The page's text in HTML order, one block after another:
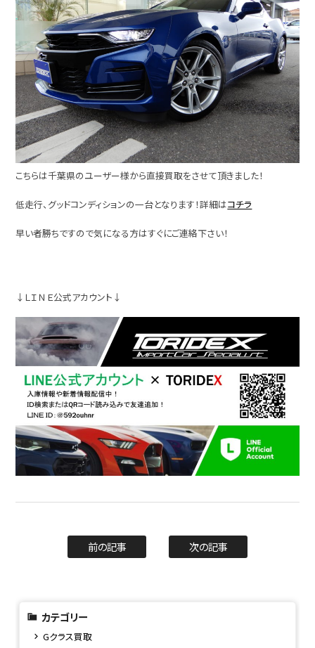
こちらは千葉県のユーザー様から直接買取をさせて頂きました！
低走行、グッドコンディションの一台となります！詳細はコチラ
早い者勝ちですので気になる方はすぐにご連絡下さい！
↓ＬＩＮＥ公式アカウント↓
前の記事 次の記事
カテゴリー
Gクラス買取